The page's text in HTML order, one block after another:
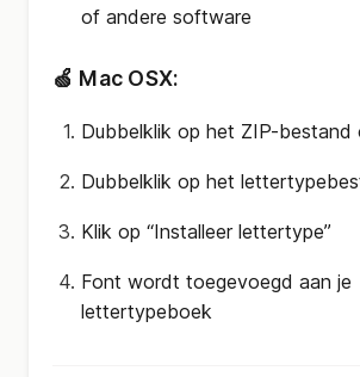
of andere software
🍏 Mac OSX:
Dubbelklik op het ZIP-bestand
Dubbelklik op het
Klik op “Installeer lettertype”
Font wordt toegevoegd aan je
lettertypeboek